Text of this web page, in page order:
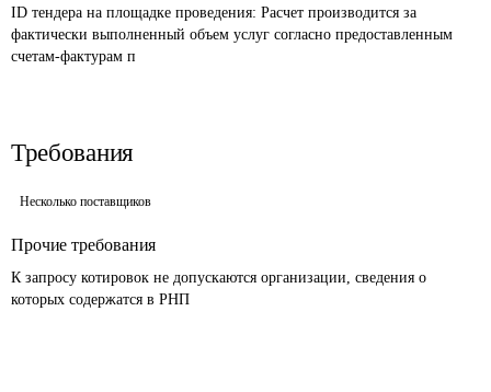
ID тендера на площадке проведения: Расчет производится за
фактически выполненный объем услуг согласно предоставленным
счетам-фактурам п
Требования
Несколько поставщиков
Прочие требования
К запросу котировок не допускаются организации, сведения о
которых содержатся в РНП